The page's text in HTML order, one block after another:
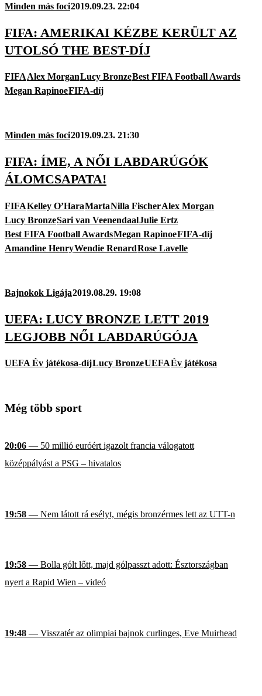
Minden más foci2019.09.23. 22:04
FIFA: AMERIKAI KÉZBE KERÜLT AZ
UTOLSÓ THE BEST-DÍJ
FIFAAlex MorganLucy BronzeBest FIFA Football Awards
Megan RapinoeFIFA-díj
Minden más foci2019.09.23. 21:30
FIFA: ÍME, A NŐI LABDARÚGÓK
ÁLOMCSAPATA!
FIFAKelley O’HaraMartaNilla FischerAlex Morgan
Lucy BronzeSari van VeenendaalJulie Ertz
Best FIFA Football AwardsMegan RapinoeFIFA-díj
Amandine HenryWendie RenardRose Lavelle
Bajnokok Ligája2019.08.29. 19:08
UEFA: LUCY BRONZE LETT 2019
LEGJOBB NŐI LABDARÚGÓJA
UEFA Év játékosa-díjLucy BronzeUEFAÉv játékosa
Még több sport
20:06 — 50 millió euróért igazolt francia válogatott
középpályást a PSG – hivatalos
19:58 — Nem látott rá esélyt, mégis bronzérmes lett az UTT-n
19:58 — Bolla gólt lőtt, majd gólpasszt adott: Észtországban
nyert a Rapid Wien – videó
19:48 — Visszatér az olimpiai bajnok curlinges, Eve Muirhead